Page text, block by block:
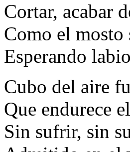
Cortar, acabar
Como el mosto
Esperando
Cubo del aire
Que endurece
Sin sufrir, sin